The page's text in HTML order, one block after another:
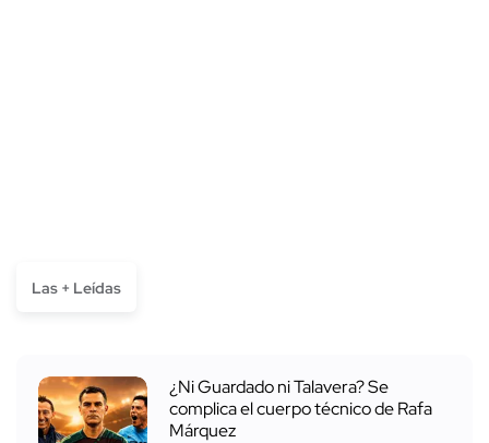
Las + Leídas
¿Ni Guardado ni Talavera? Se
complica el cuerpo técnico de Rafa
Márquez